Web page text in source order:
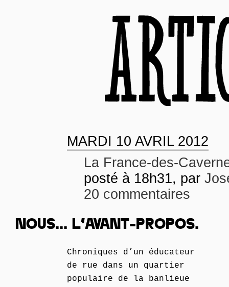
MARDI 10 AVRIL 2012
La France-des-
posté à 18h31, par
20 commentaires
NOUS... L’AVANT-PROPOS.
Chroniques d’un éducateur
de rue dans un quartier
populaire de la banlieue